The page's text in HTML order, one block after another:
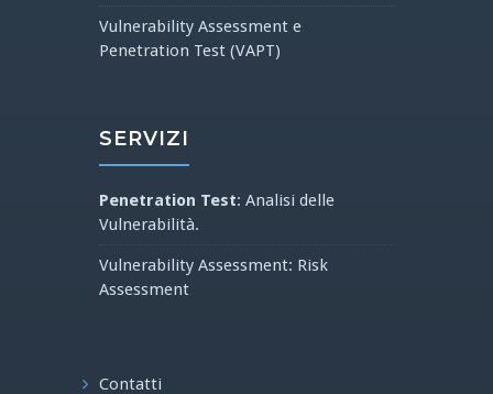
Vulnerability Assessment e
Penetration Test (VAPT)
SERVIZI
Penetration Test: Analisi delle
Vulnerabilità.
Vulnerability Assessment: Risk
Assessment
Contatti